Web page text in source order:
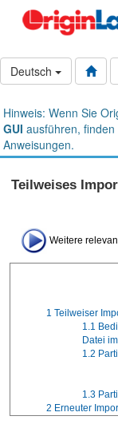
Deutsch
Hinweis: Wenn Sie
GUI ausführen, finden
Anweisungen.
Teilweises
Weitere
1 Teilweiser
1.1
Datei
1.2
1.3
2 Erneuter